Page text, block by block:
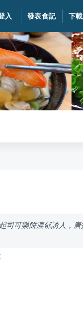
入 發表食記 下
司可樂餅濃郁誘人，